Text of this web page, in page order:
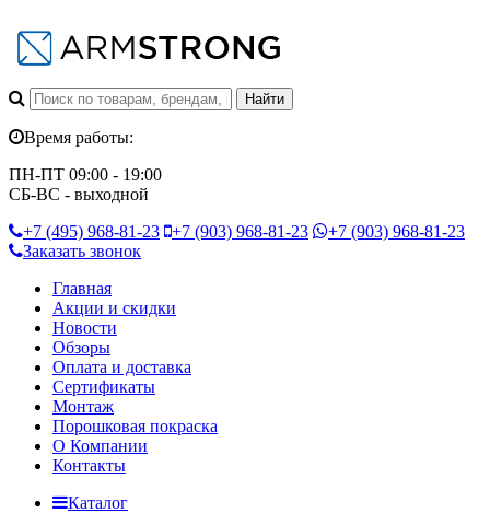
Время работы:
ПН-ПТ 09:00 - 19:00
СБ-ВС - выходной
+7 (495) 968-81-23 +7 (903) 968-81-23 +7 (903) 968-81-23
Заказать звонок
Главная
Акции и скидки
Новости
Обзоры
Оплата и доставка
Сертификаты
Монтаж
Порошковая покраска
О Компании
Контакты
Каталог